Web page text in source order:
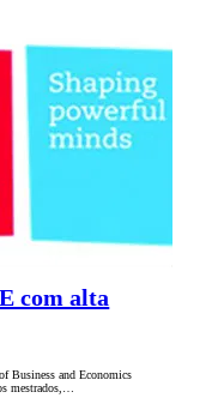
com alta
Business and Economics
mestrados,…